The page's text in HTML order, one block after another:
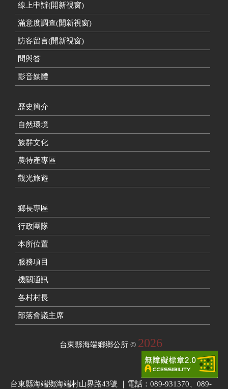
線上申辦(開新視窗)
滿意度調查(開新視窗)
訪客留言(開新視窗)
問與答
影音媒體
歷史簡介
自然環境
族群文化
農特產專區
觀光旅遊
鄉長專區
行政團隊
本所位置
服務項目
機關通訊
各村村長
部落會議主席
台東縣海端鄉鄉公所 © 2026
台東縣海端鄉海端村山界路43號 ｜電話：089-931370、089-